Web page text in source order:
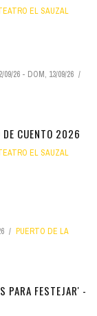
EL SAUZAL
09/26 - DOM, 13/09/26
DE CUENTO 2026
EL SAUZAL
PUERTO DE LA
PARA FESTEJAR' -